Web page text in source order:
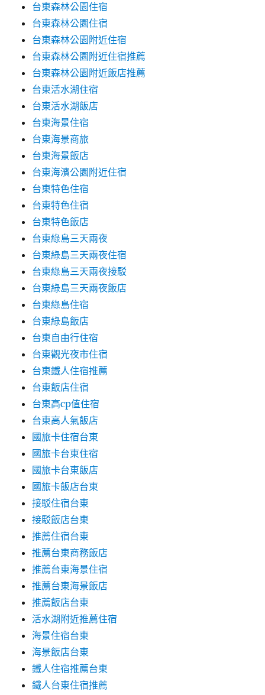
台東森林公園住宿
台東森林公園住宿
台東森林公園附近住宿
台東森林公園附近住宿推薦
台東森林公園附近飯店推薦
台東活水湖住宿
台東活水湖飯店
台東海景住宿
台東海景商旅
台東海景飯店
台東海濱公園附近住宿
台東特色住宿
台東特色住宿
台東特色飯店
台東綠島三天兩夜
台東綠島三天兩夜住宿
台東綠島三天兩夜接駁
台東綠島三天兩夜飯店
台東綠島住宿
台東綠島飯店
台東自由行住宿
台東觀光夜市住宿
台東鐵人住宿推薦
台東飯店住宿
台東高cp值住宿
台東高人氣飯店
國旅卡住宿台東
國旅卡台東住宿
國旅卡台東飯店
國旅卡飯店台東
接駁住宿台東
接駁飯店台東
推薦住宿台東
推薦台東商務飯店
推薦台東海景住宿
推薦台東海景飯店
推薦飯店台東
活水湖附近推薦住宿
海景住宿台東
海景飯店台東
鐵人住宿推薦台東
鐵人台東住宿推薦